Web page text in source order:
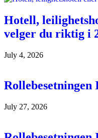
Hotell,
velger du riktig i
July 4, 2026
July 27, 2026